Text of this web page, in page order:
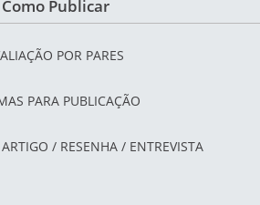
Como Publicar
POR PARES
PARA PUBLICAÇÃO
/ RESENHA / ENTREVISTA